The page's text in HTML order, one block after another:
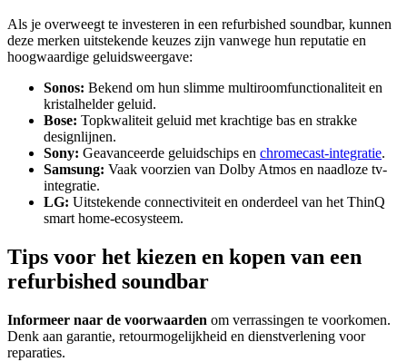
Als je overweegt te investeren in een refurbished soundbar, kunnen
deze merken uitstekende keuzes zijn vanwege hun reputatie en
hoogwaardige geluidsweergave:
Sonos: Bekend om hun slimme multiroomfunctionaliteit en
kristalhelder geluid.
Bose: Topkwaliteit geluid met krachtige bas en strakke
designlijnen.
Sony: Geavanceerde geluidschips en chromecast-integratie.
Samsung: Vaak voorzien van Dolby Atmos en naadloze tv-
integratie.
LG: Uitstekende connectiviteit en onderdeel van het ThinQ
smart home-ecosysteem.
Tips voor het kiezen en kopen van een
refurbished soundbar
Informeer naar de voorwaarden om verrassingen te voorkomen.
Denk aan garantie, retourmogelijkheid en dienstverlening voor
reparaties.